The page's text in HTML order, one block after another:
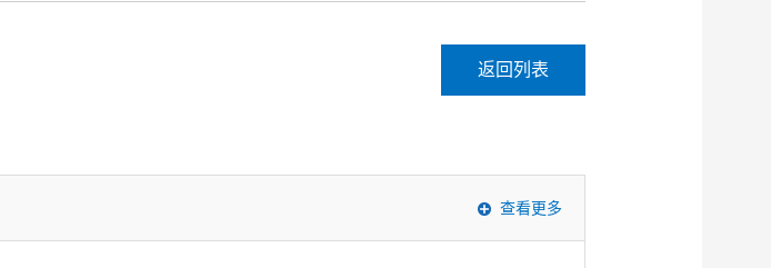
返回列表
查看更多